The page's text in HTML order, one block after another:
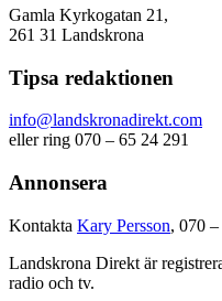
Gamla Kyrkogatan 21,
261 31 Landskrona
Tipsa redaktionen
info@landskronadirekt.com
eller ring 070 – 65 24 291
Annonsera
Kontakta Kary Persson, 070
Landskrona Direkt är
radio och tv.